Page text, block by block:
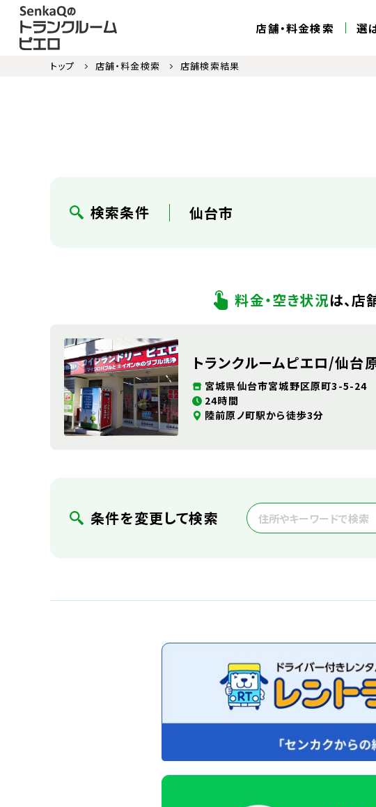
店舗・料金検索 選
トップ 店舗・料金検索 店舗検索結果
検索条件 仙台市
料金・空き状況は、店
トランクルームピエロ/仙台
宮城県仙台市宮城野区原町3-5-24
24時間
陸前原ノ町駅から徒歩3分
条件を変更して検索